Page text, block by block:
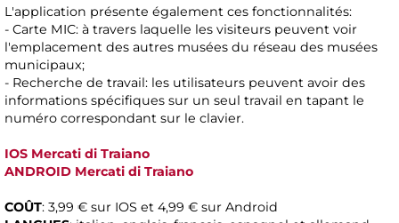
L'application présente également ces fonctionnalités:
- Carte MIC: à travers laquelle les visiteurs peuvent voir
l'emplacement des autres musées du réseau des musées
municipaux;
- Recherche de travail: les utilisateurs peuvent avoir des
informations spécifiques sur un seul travail en tapant le
numéro correspondant sur le clavier.
IOS Mercati di Traiano
ANDROID Mercati di Traiano
COÛT: 3,99 € sur IOS et 4,99 € sur Android